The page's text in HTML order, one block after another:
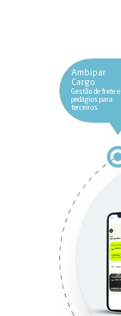
Ambipar
Cargo
Gestão de frete e
pedágios para
terceiros